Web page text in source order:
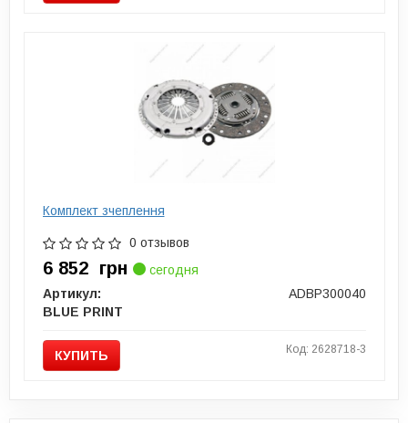
Комплект зчеплення
0 отзывов
6 852 грн
сегодня
Артикул:
ADBP300040
BLUE PRINT
КУПИТЬ Код: 2628718-3